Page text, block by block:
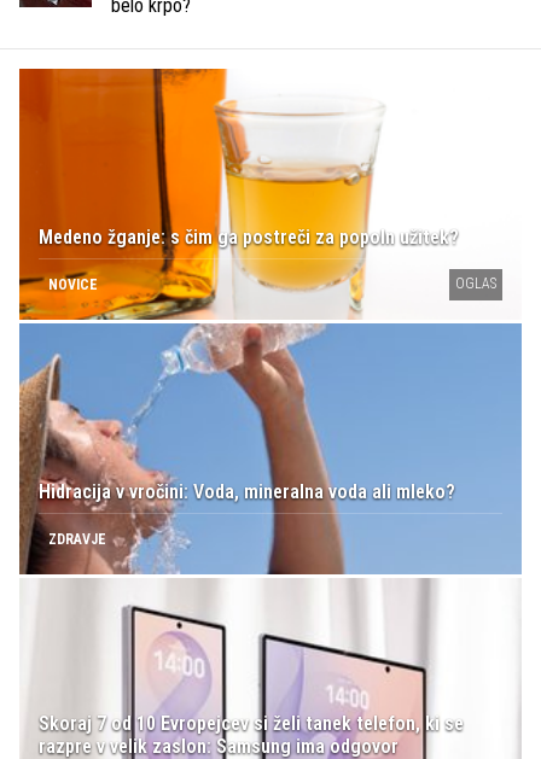
belo krpo?
Medeno žganje: s čim ga postreči za popoln užitek?
NOVICE OGLAS
Hidracija v vročini: Voda, mineralna voda ali mleko?
ZDRAVJE
Skoraj 7 od 10 Evropejcev si želi tanek telefon, ki se
razpre v velik zaslon: Samsung ima odgovor